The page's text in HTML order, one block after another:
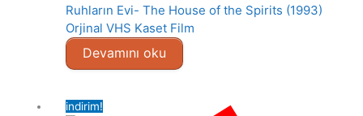
Ruhların Evi- The House of the Spirits (1993)
Orjinal VHS Kaset Film
Devamını oku
indirim!